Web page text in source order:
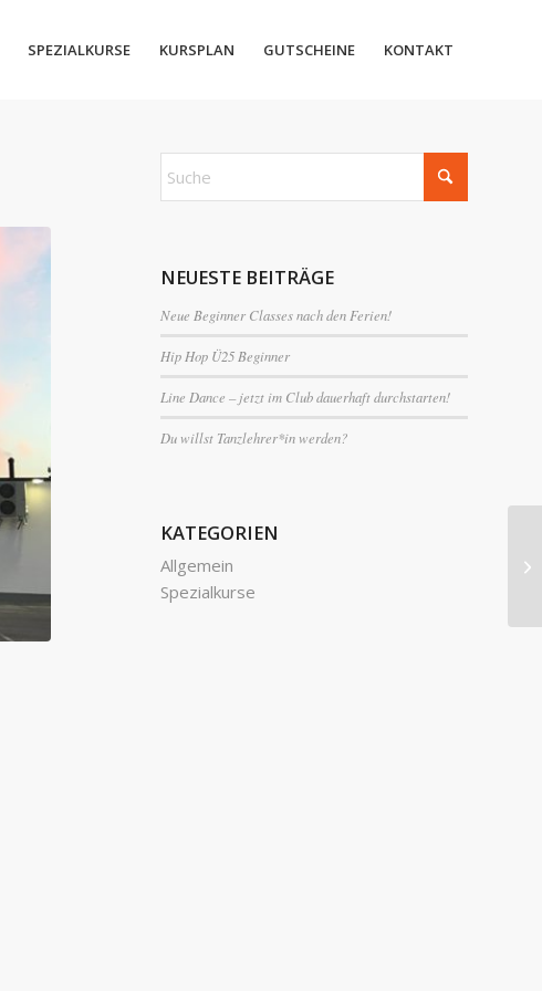
SPEZIALKURSE KURSPLAN GUTSCHEINE KONTAKT
NEUESTE BEITRÄGE
Neue Beginner Classes nach den Ferien!
Hip Hop Ü25 Beginner
Line Dance – jetzt im Club dauerhaft durchstarten!
Du willst Tanzlehrer*in werden?
KATEGORIEN
Allgemein
Spezialkurse